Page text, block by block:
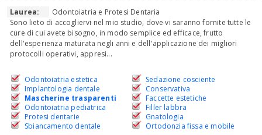
Laurea:
Odontoiatria e Protesi Dentaria
Sono lieto di accogliervi nel mio studio, dove vi saranno fornite tutte le
cure di cui avete bisogno, in modo semplice ed efficace, frutto
dell'esperienza maturata negli anni e dell'applicazione dei migliori
protocolli operativi, appresi...
Odontoiatria estetica
Implantologia dentale
Mascherine trasparenti
Odontoiatria pediatrica
Protesi dentarie
Sbiancamento dentale
Sedazione cosciente
Conservativa
Faccette estetiche
Filler labbra
Gnatologia
Ortodonzia fissa e mobile